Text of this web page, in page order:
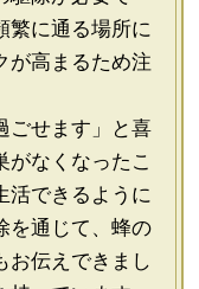
繁に通る場所に
が高まるため注
ごせます」と喜
がなくなったこ
活できるように
を通じて、蜂の
お伝えできまし